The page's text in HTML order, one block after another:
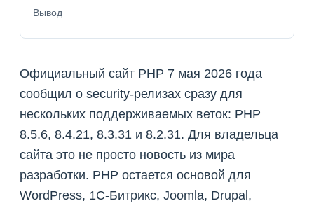
Вывод
Официальный сайт PHP 7 мая 2026 года
сообщил о security-релизах сразу для
нескольких поддерживаемых веток: PHP
8.5.6, 8.4.21, 8.3.31 и 8.2.31. Для владельца
сайта это не просто новость из мира
разработки. PHP остается основой для
WordPress, 1C-Битрикс, Joomla, Drupal,